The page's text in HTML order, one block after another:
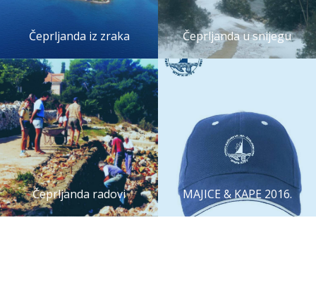
Čeprljanda iz zraka Čeprljanda u snijegu
Čeprljanda radovi MAJICE & KAPE 2016.